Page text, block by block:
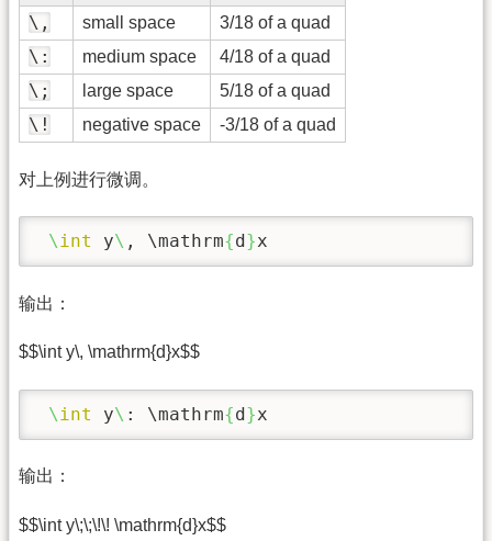
\, small space 3/18 of a quad
\: medium space 4/18 of a quad
\; large space 5/18 of a quad
\! negative space -3/18 of a quad
对上例进行微调。
\int y\ , \mathrm{d }x
输出：
$$\int y\, \mathrm{d}x$$
\ int y\ : \mathrm{d}x
输出：
$$\int y\;\;\!\! \mathrm{d}x$$